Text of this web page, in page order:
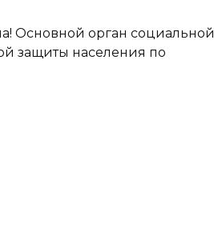
Основной орган социальной
защиты населения по